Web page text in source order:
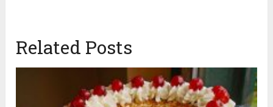
Related Posts